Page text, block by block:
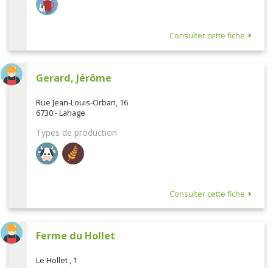
Consulter cette fiche
Gerard, Jérôme
Rue Jean-Louis-Orban, 16
6730 - Lahage
Types de production
Consulter cette fiche
Ferme du Hollet
Le Hollet , 1